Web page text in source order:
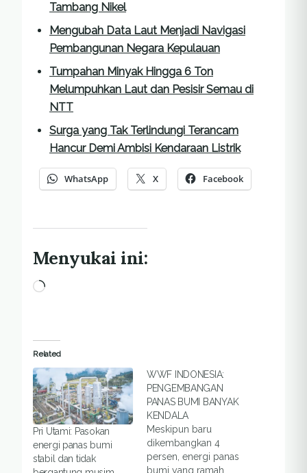
Tambang Nikel
Mengubah Data Laut Menjadi Navigasi
Pembangunan Negara Kepulauan
Tumpahan Minyak Hingga 6 Ton
Melumpuhkan Laut dan Pesisir Semau di
NTT
Surga yang Tak Terlindungi Terancam
Hancur Demi Ambisi Kendaraan Listrik
WhatsApp X Facebook
Menyukai ini:
Memuat...
Related
Pri Utami: Pasokan
energi panas bumi
stabil dan tidak
WWF INDONESIA:
PENGEMBANGAN
PANAS BUMI BANYAK
KENDALA
Meskipun baru
dikembangkan 4
persen, energi panas
bumi yang ramah